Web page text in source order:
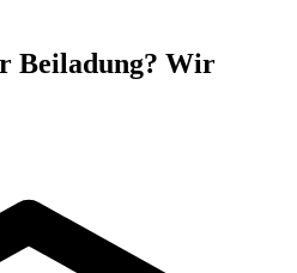
Beiladung? Wir